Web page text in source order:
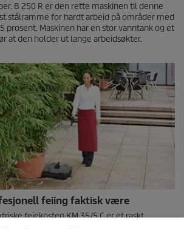
B 250 R er den rette maskinen til denne
stålramme for hardt arbeid på områder med
prosent. Maskinen har en stor vanntank og et
at den holder ut lange arbeidsøkter.
feiing faktisk være
feiekosten KM 35/5 C er et raskt,